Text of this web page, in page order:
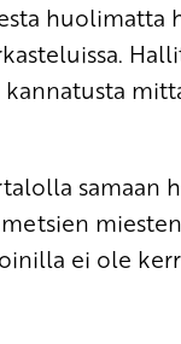
huolimatta
samaan
metsien
ei ole